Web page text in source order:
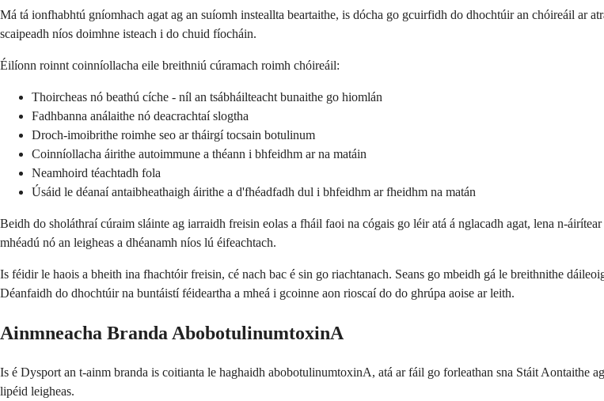
Má tá ionfhabhtú gníomhach agat ag an suíomh insteallta beartaithe, is dócha go gcuirfidh do dhochtúir an chóireáil ar
scaipeadh níos doimhne isteach i do chuid fíocháin.
Éilíonn roinnt coinníollacha eile breithniú cúramach roimh chóireáil:
Thoircheas nó beathú cíche - níl an tsábháilteacht bunaithe go hiomlán
Fadhbanna análaithe nó deacrachtaí slogtha
Droch-imoibrithe roimhe seo ar tháirgí tocsain botulinum
Coinníollacha áirithe autoimmune a théann i bhfeidhm ar na matáin
Neamhoird téachtadh fola
Úsáid le déanaí antaibheathaigh áirithe a d'fhéadfadh dul i bhfeidhm ar fheidhm na matán
Beidh do sholáthraí cúraim sláinte ag iarraidh freisin eolas a fháil faoi na cógais go léir atá á nglacadh agat, lena n-
mhéadú nó an leigheas a dhéanamh níos lú éifeachtach.
Is féidir le haois a bheith ina fhachtóir freisin, cé nach bac é sin go riachtanach. Seans go mbeidh gá le breithnithe
Déanfaidh do dhochtúir na buntáistí féideartha a mheá i gcoinne aon rioscaí do do ghrúpa aoise ar leith.
Ainmneacha Branda AbobotulinumtoxinA
Is é Dysport an t-ainm branda is coitianta le haghaidh abobotulinumtoxinA, atá ar fáil go forleathan sna Stáit Aontaithe
lipéid leigheas.